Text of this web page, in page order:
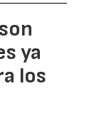
ya
los